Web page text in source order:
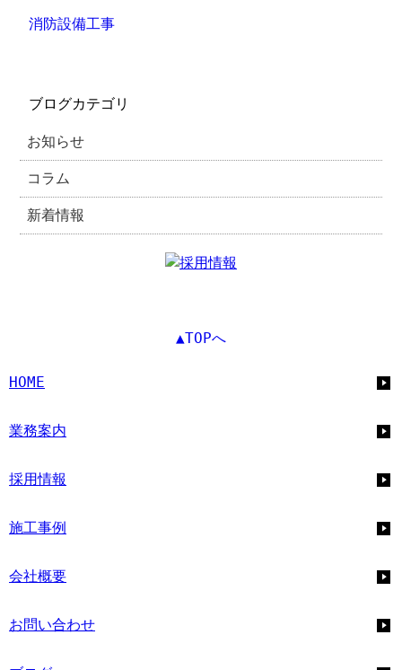
消防設備工事
ブログカテゴリ
お知らせ
コラム
新着情報
▲TOPへ
HOME
業務案内
採用情報
施工事例
会社概要
お問い合わせ